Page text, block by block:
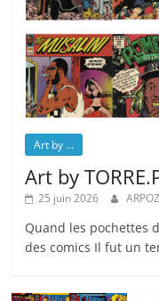
Art by ...
Art by
25 juin 2026 ARPOZ
Quand les pochettes
des comics Il fut un